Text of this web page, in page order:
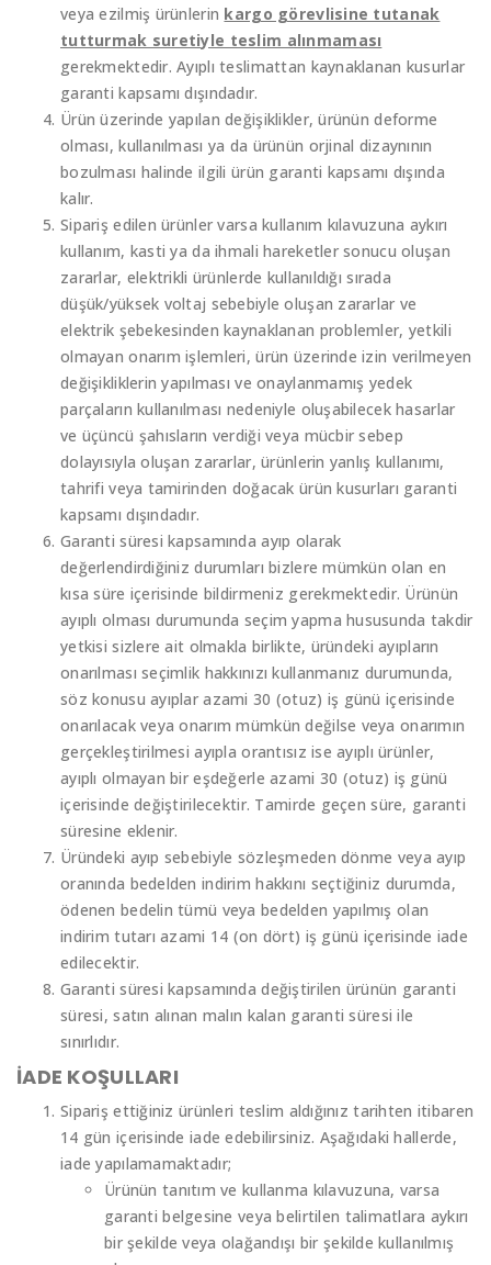
veya ezilmiş ürünlerin kargo görevlisine tutanak
tutturmak suretiyle teslim alınmaması
gerekmektedir. Ayıplı teslimattan kaynaklanan kusurlar
garanti kapsamı dışındadır.
Ürün üzerinde yapılan değişiklikler, ürünün deforme
olması, kullanılması ya da ürünün orjinal dizaynının
bozulması halinde ilgili ürün garanti kapsamı dışında
kalır.
Sipariş edilen ürünler varsa kullanım kılavuzuna aykırı
kullanım, kasti ya da ihmali hareketler sonucu oluşan
zararlar, elektrikli ürünlerde kullanıldığı sırada
düşük/yüksek voltaj sebebiyle oluşan zararlar ve
elektrik şebekesinden kaynaklanan problemler, yetkili
olmayan onarım işlemleri, ürün üzerinde izin verilmeyen
değişikliklerin yapılması ve onaylanmamış yedek
parçaların kullanılması nedeniyle oluşabilecek hasarlar
ve üçüncü şahısların verdiği veya mücbir sebep
dolayısıyla oluşan zararlar, ürünlerin yanlış kullanımı,
tahrifi veya tamirinden doğacak ürün kusurları garanti
kapsamı dışındadır.
Garanti süresi kapsamında ayıp olarak
değerlendirdiğiniz durumları bizlere mümkün olan en
kısa süre içerisinde bildirmeniz gerekmektedir. Ürünün
ayıplı olması durumunda seçim yapma hususunda takdir
yetkisi sizlere ait olmakla birlikte, üründeki ayıpların
onarılması seçimlik hakkınızı kullanmanız durumunda,
söz konusu ayıplar azami 30 (otuz) iş günü içerisinde
onarılacak veya onarım mümkün değilse veya onarımın
gerçekleştirilmesi ayıpla orantısız ise ayıplı ürünler,
ayıplı olmayan bir eşdeğerle azami 30 (otuz) iş günü
içerisinde değiştirilecektir. Tamirde geçen süre, garanti
süresine eklenir.
Üründeki ayıp sebebiyle sözleşmeden dönme veya ayıp
oranında bedelden indirim hakkını seçtiğiniz durumda,
ödenen bedelin tümü veya bedelden yapılmış olan
indirim tutarı azami 14 (on dört) iş günü içerisinde iade
edilecektir.
Garanti süresi kapsamında değiştirilen ürünün garanti
süresi, satın alınan malın kalan garanti süresi ile
sınırlıdır.
İADE KOŞULLARI
Sipariş ettiğiniz ürünleri teslim aldığınız tarihten itibaren
14 gün içerisinde iade edebilirsiniz. Aşağıdaki hallerde,
iade yapılamamaktadır;
Ürünün tanıtım ve kullanma kılavuzuna, varsa
garanti belgesine veya belirtilen talimatlara aykırı
bir şekilde veya olağandışı bir şekilde kullanılmış